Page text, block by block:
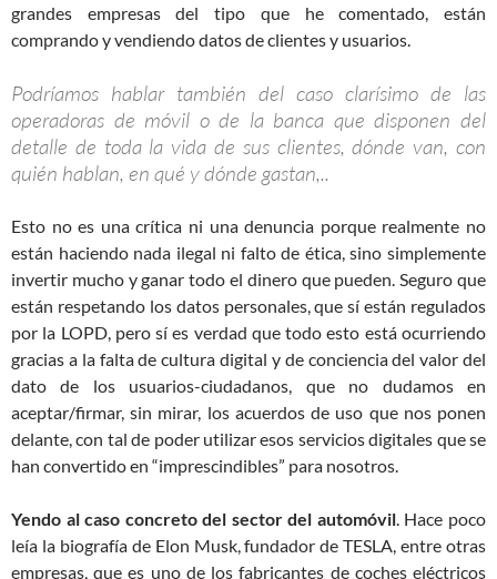
grandes empresas del tipo que he comentado, están
comprando y vendiendo datos de clientes y usuarios.
Podríamos hablar también del caso clarísimo de las
operadoras de móvil o de la banca que disponen del
detalle de toda la vida de sus clientes, dónde van, con
quién hablan, en qué y dónde gastan,..
Esto no es una crítica ni una denuncia porque realmente no
están haciendo nada ilegal ni falto de ética, sino simplemente
invertir mucho y ganar todo el dinero que pueden. Seguro que
están respetando los datos personales, que sí están regulados
por la LOPD, pero sí es verdad que todo esto está ocurriendo
gracias a la falta de cultura digital y de conciencia del valor del
dato de los usuarios-ciudadanos, que no dudamos en
aceptar/firmar, sin mirar, los acuerdos de uso que nos ponen
delante, con tal de poder utilizar esos servicios digitales que se
han convertido en “imprescindibles” para nosotros.
Yendo al caso concreto del sector del automóvil. Hace poco
leía la biografía de Elon Musk, fundador de TESLA, entre otras
empresas, que es uno de los fabricantes de coches eléctricos